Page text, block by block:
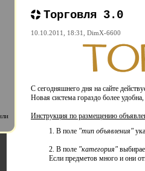
Торговля 3.0
10.10.2011, 18:31, DimX-6600
С сегодняшнего дня на сайте
Новая система гораздо более
Инструкция по размещению
1. В поле "тип объявления"
2. В поле "категория"
Если предметов много и они